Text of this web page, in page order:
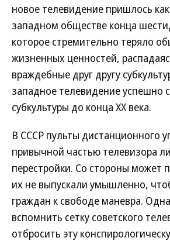
новое телевидение пришлось
западном обществе конца
которое стремительно теряло
жизненных ценностей,
враждебные друг другу
западное телевидение успешно
субкультуры до конца ХХ века.
В СССР пульты дистанционного
привычной частью телевизора
перестройки. Со стороны может
их не выпускали умышленно,
граждан к свободе маневра.
вспомнить сетку советского
отбросить эту